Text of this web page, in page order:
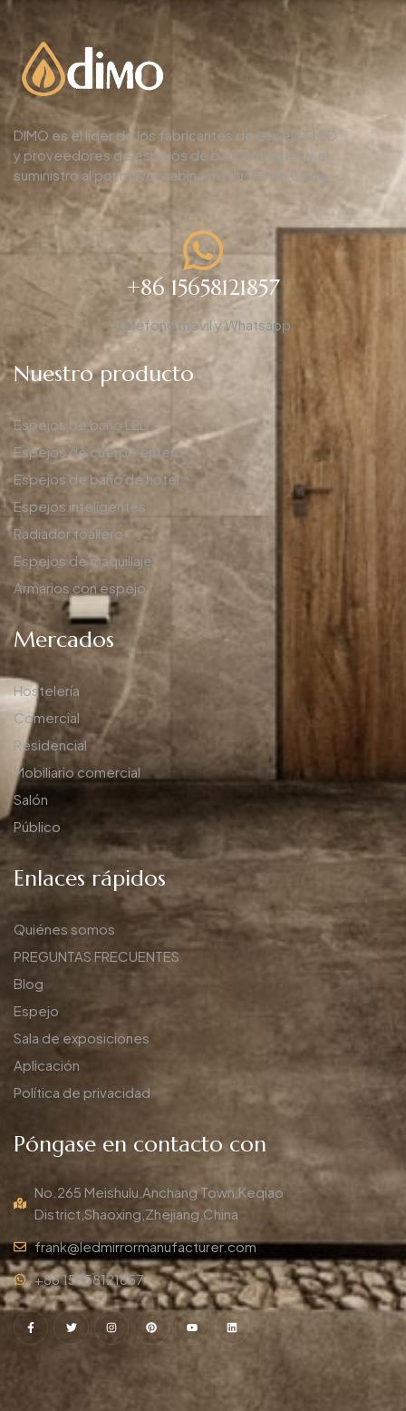
DIMO es el líder de los fabricantes de espejos LED
y proveedores de espejos de baño de hotel, y el
suministro al por mayor cabina de ducha de China.
+86 15658121857
Teléfono móvil y Whatsapp
Nuestro producto
Espejos de baño LED
Espejos de cuerpo entero
Espejos de baño de hotel
Espejos inteligentes
Radiador toallero
Espejos de maquillaje
Armarios con espejo
Mercados
Hostelería
Comercial
Residencial
Mobiliario comercial
Salón
Público
Enlaces rápidos
Quiénes somos
PREGUNTAS FRECUENTES
Blog
Espejo
Sala de exposiciones
Aplicación
Política de privacidad
Póngase en contacto con
No.265 Meishulu,Anchang Town,Keqiao
District,Shaoxing,Zhejiang,China
frank@ledmirrormanufacturer.com
+86 15658121857